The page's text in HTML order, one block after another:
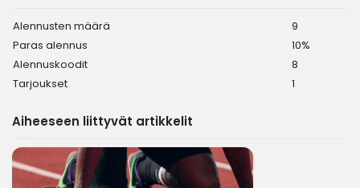
Alennusten määrä
9
Paras alennus
10%
Alennuskoodit
8
Tarjoukset
1
Aiheeseen liittyvät artikkelit